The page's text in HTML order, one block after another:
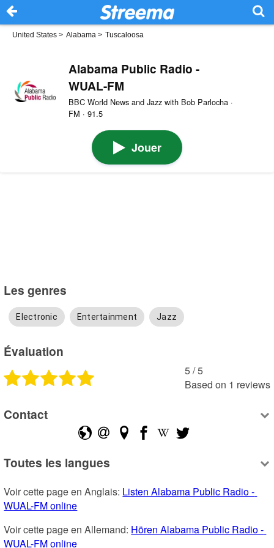
United States > Alabama > Tuscaloosa
Alabama Public Radio -
WUAL-FM
BBC World News and Jazz with Bob Parlocha ·
FM · 91.5
Jouer
Les genres
Electronic Entertainment Jazz
Évaluation
5 /5
Based on 1 reviews
Contact
Toutes les langues
Voir cette page en Anglais: Listen Alabama Public Radio -
WUAL-FM online
Voir cette page en Allemand: Hören Alabama Public Radio -
WUAL-FM online